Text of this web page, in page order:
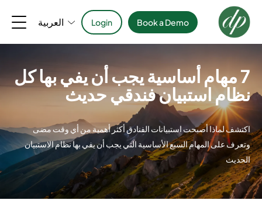
Book a Demo
Login العربية
7 مهام أساسية يجب أن يفي بها كل
نظام استبيان فندقي حديث
اكتشف لماذا أصبحت استبيانات الفنادق أكثر أهمية من أي وقت مضى
وتعرف على المهام السبع الأساسية التي يجب أن يفي بها نظام الاستبيان
الحديث